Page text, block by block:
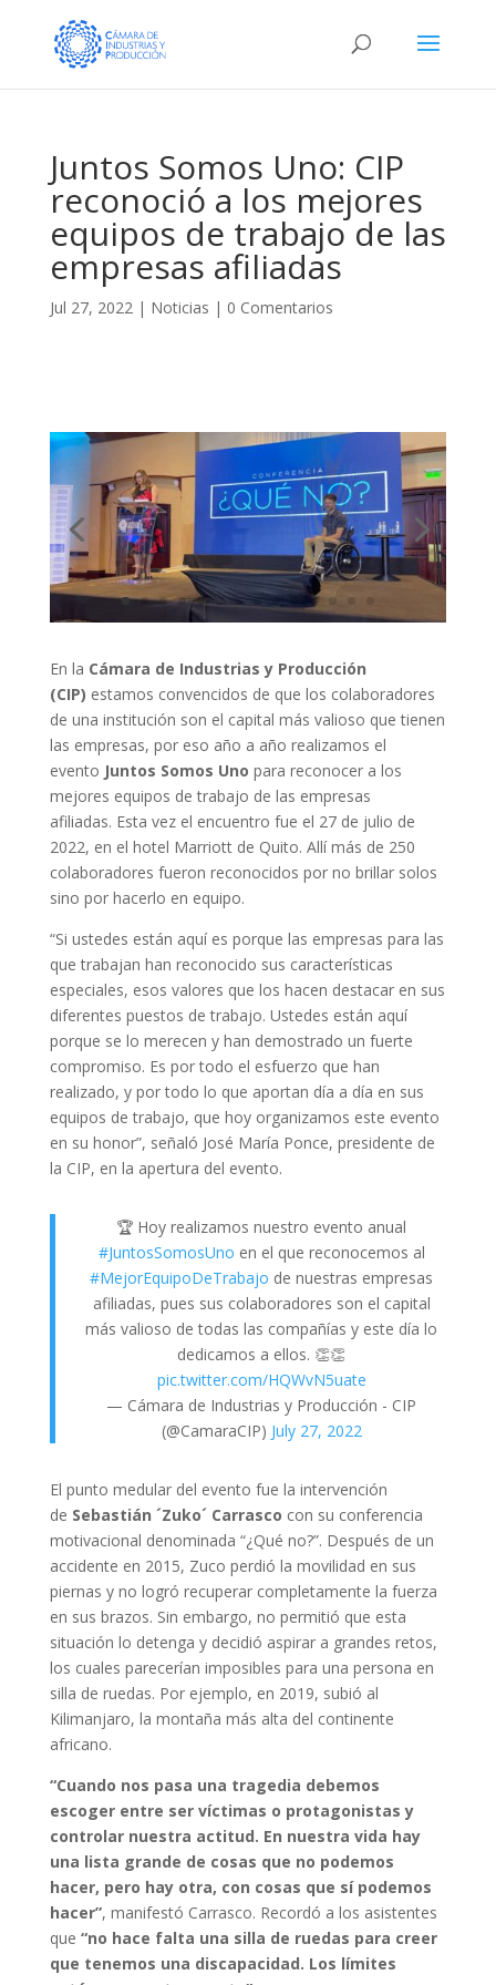
Juntos Somos Uno: CIP
reconoció a los mejores
equipos de trabajo de las
empresas afiliadas
Jul 27, 2022| Noticias | 0 Comentarios
En la Cámara de Industrias y Producción
(CIP) estamos convencidos de que los colaboradores
de una institución son el capital más valioso que tienen
las empresas, por eso año a año realizamos el
evento Juntos Somos Uno para reconocer a los
mejores equipos de trabajo de las empresas
afiliadas. Esta vez el encuentro fue el 27 de julio de
2022, en el hotel Marriott de Quito. Allí más de 250
colaboradores fueron reconocidos por no brillar solos
sino por hacerlo en equipo.
“Si ustedes están aquí es porque las empresas para las
que trabajan han reconocido sus características
especiales, esos valores que los hacen destacar en sus
diferentes puestos de trabajo. Ustedes están aquí
porque se lo merecen y han demostrado un fuerte
compromiso. Es por todo el esfuerzo que han
realizado, y por todo lo que aportan día a día en sus
equipos de trabajo, que hoy organizamos este evento
en su honor”, señaló José María Ponce, presidente de
la CIP, en la apertura del evento.
🏆 Hoy realizamos nuestro evento anual
#JuntosSomosUno en el que reconocemos al
#MejorEquipoDeTrabajo de nuestras empresas
afiliadas, pues sus colaboradores son el capital
más valioso de todas las compañías y este día lo
dedicamos a ellos. 👏👏
pic.twitter.com/HQWvN5uate
— Cámara de Industrias y Producción - CIP
(@CamaraCIP) July 27, 2022
El punto medular del evento fue la intervención
de Sebastián ´Zuko´ Carrasco con su conferencia
motivacional denominada “¿Qué no?”. Después de un
accidente en 2015, Zuco perdió la movilidad en sus
piernas y no logró recuperar completamente la fuerza
en sus brazos. Sin embargo, no permitió que esta
situación lo detenga y decidió aspirar a grandes retos,
los cuales parecerían imposibles para una persona en
silla de ruedas. Por ejemplo, en 2019, subió al
Kilimanjaro, la montaña más alta del continente
africano.
“Cuando nos pasa una tragedia debemos
escoger entre ser víctimas o protagonistas y
controlar nuestra actitud. En nuestra vida hay
una lista grande de cosas que no podemos
hacer, pero hay otra, con cosas que sí podemos
hacer”, manifestó Carrasco. Recordó a los asistentes
que “no hace falta una silla de ruedas para creer
que tenemos una discapacidad. Los límites